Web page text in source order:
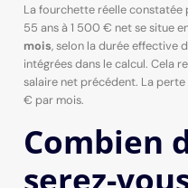
La fourchette réelle
55 ans à 1 500 € net se situe
mois, selon la durée effective
intégrées dans le calcul. Cela
salaire net précédent. La
€ par mois.
Combien
serez-